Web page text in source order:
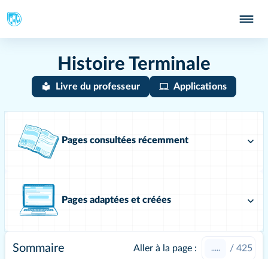
Histoire Terminale
Livre du professeur Applications
Pages consultées récemment
Pages adaptées et créées
Sommaire Aller à la page : / 425